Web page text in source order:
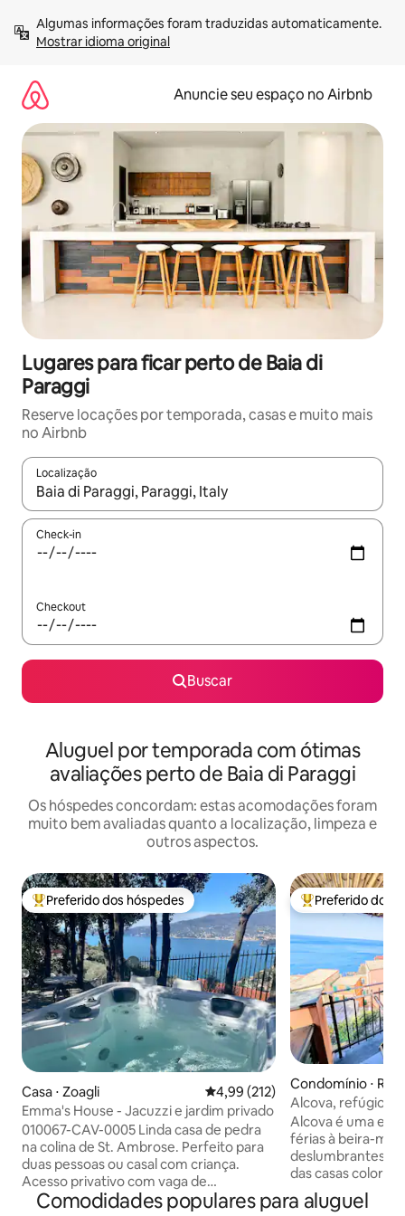
para
Mostrar idioma original
Anuncie seu espaço no Airbnb
Lugares para ficar perto de Baia di
Paraggi
Reserve locações por temporada, casas e muito mais
no Airbnb
Localização
Quando os resultados estiverem disponíveis, explore-os
Check-in
Checkout
Buscar
Aluguel por temporada com ótimas
avaliações perto de Baia di Paraggi
Os hóspedes concordam: estas acomodações foram
muito bem avaliadas quanto a localização, limpeza e
outros aspectos.
Entre os melhores preferidos dos hóspedes
Preferido dos hóspedes
Casa ⋅ Zoagli 4,99 de uma avaliação média de
4,99 (212)
Emma's House - Jacuzzi e jardim privado
010067-CAV-0005 Linda casa de pedra
na colina de St. Ambrose. Perfeito para
duas pessoas ou casal com criança.
Acesso privativo com vaga de
estacionamento. Magnífico bosque
Entre os
Preferido dos
Condomínio ⋅
Alcova, refúgio
Alcova é uma
férias à beira-mar
deslumbrantes
das casas
vinhedos em
privativo deste
Comodidades populares para aluguel